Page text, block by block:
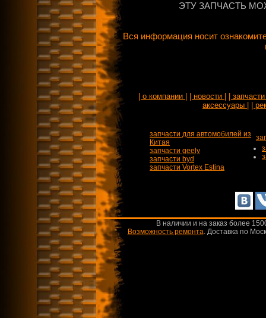
ЭТУ ЗАПЧАСТЬ
Вся информация носит
| о компании | | новости |
|
аксессуары |
|
запчасти для автомобилей из
Китая
запчасти geely
запчасти byd
запчасти Vortex Estina
В наличии и на заказ более
Возможность ремонта.Доставка по